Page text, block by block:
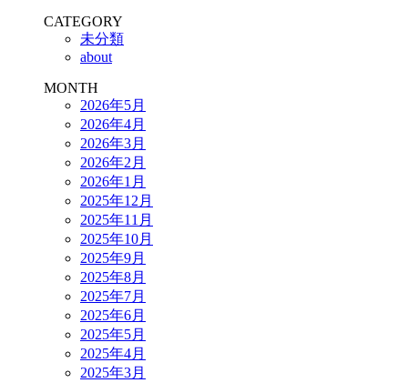
CATEGORY
未分類
about
MONTH
2026年5月
2026年4月
2026年3月
2026年2月
2026年1月
2025年12月
2025年11月
2025年10月
2025年9月
2025年8月
2025年7月
2025年6月
2025年5月
2025年4月
2025年3月